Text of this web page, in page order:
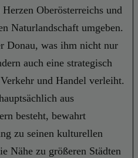
Oberösterreichs und
Naturlandschaft umgeben.
Donau, was ihm nicht nur
auch eine strategisch
und Handel verleiht.
aus
besteht, bewahrt
zu seinen kulturellen
Nähe zu größeren Städten